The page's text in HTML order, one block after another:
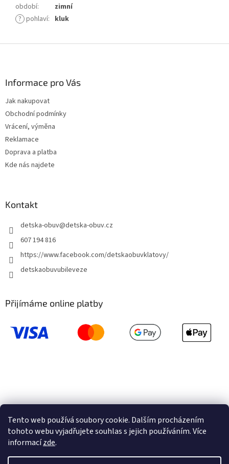
Tento web používá soubory cookie. Dalším procházením
tohoto webu vyjadřujete souhlas s jejich používáním. Více
informacízde.
období:
zimní
? pohlaví: kluk
Informace pro Vás
Jak nakupovat
Obchodní podmínky
Vrácení, výměna
Reklamace
Doprava a platba
Kde nás najdete
Kontakt
detska-obuv@detska-obuv.cz
607 194 816
https://www.facebook.com/detskaobuvklatovy/
detskaobuvubileveze
Přijímáme online platby